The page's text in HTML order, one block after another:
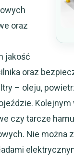
oraz
jakość
oraz
– oleju,
czy tarcze
Nie można